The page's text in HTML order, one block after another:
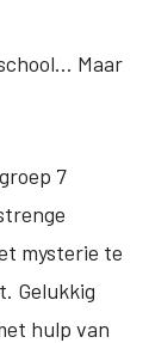
Maar
7
mysterie te
Gelukkig
hulp van